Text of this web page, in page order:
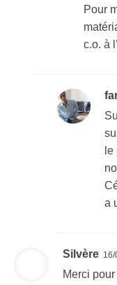
Pour
c.o. à
a
Silvère 16/
Merci